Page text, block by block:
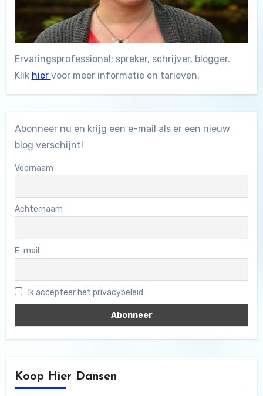
Ervaringsprofessional: spreker, schrijver, blogger.
Klik hier voor meer informatie en tarieven.
Abonneer nu en krijg een e-mail als er een nieuw
blog verschijnt!
Voornaam
Achternaam
E-mail
Ik accepteer het privacybeleid
Koop Hier Dansen